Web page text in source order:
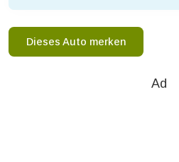
Dieses Auto merken
Ad